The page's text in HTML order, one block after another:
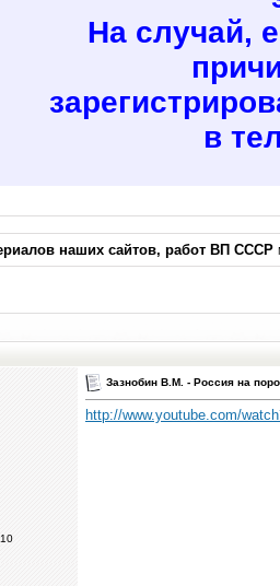
На случай,
в
наших сайтов, работ ВП СССР
Зазнобин В.М. - Россия на
http://www.youtube.com/